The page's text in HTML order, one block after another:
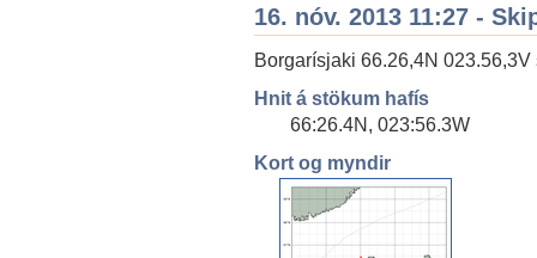
16. nóv. 2013 11:27 -
Borgarísjaki 66.26,4N
Hnit á stökum hafís
66:26.4N, 023:56.3W
Kort og myndir